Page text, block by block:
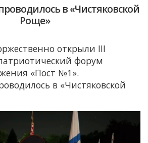
в «Чистяковской
Роще»
открыли III
форум
«Пост №1».
в «Чистяковской